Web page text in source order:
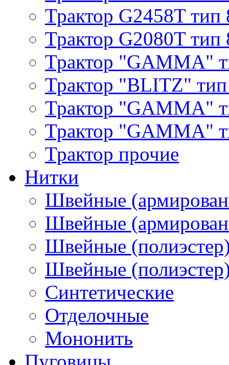
Трактор G2458T тип
Трактор G2080T тип
Трактор "GAMMA"
Трактор "BLITZ"
Трактор "GAMMA"
Трактор "GAMMA"
Трактор прочие
Нитки
Швейные
Швейные
Швейные
Швейные
Синтетические
Отделочные
Мононить